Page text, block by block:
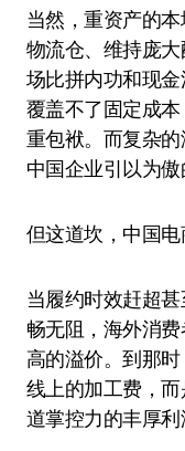
当然，重资产的
物流仓、维持庞
场比拼内功和现
覆盖不了固定成
重包袱。而复杂
中国企业引以为傲
但这道坎，中国电
当履约时效赶超
畅无阻，海外消
高的溢价。到那
线上的加工费，
道掌控力的丰厚利